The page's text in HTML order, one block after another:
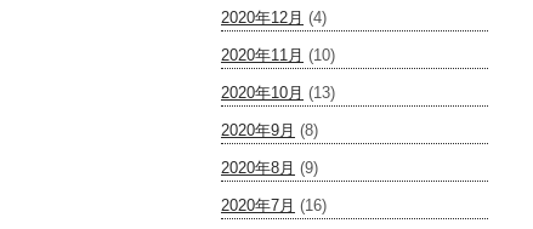
2020年12月 (4)
2020年11月 (10)
2020年10月 (13)
2020年9月 (8)
2020年8月 (9)
2020年7月 (16)